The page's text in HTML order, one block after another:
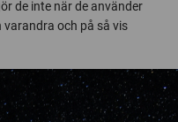
de inte när de använder
och på så vis